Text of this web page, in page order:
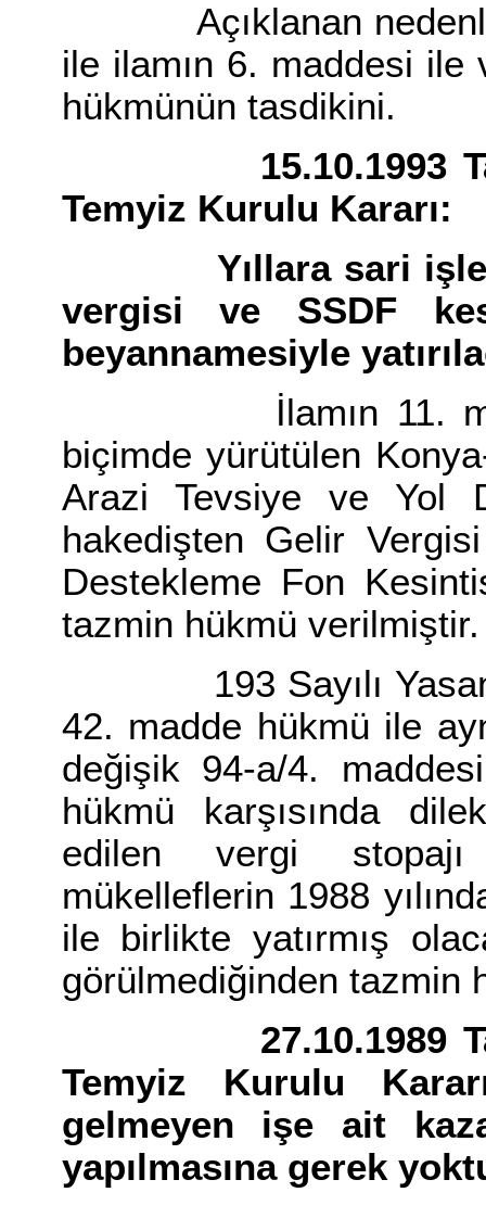
Açıklanan
ile ilamın 6. maddesi ile
hükmünün tasdikini.
15.10.1993 Tarih
Temyiz Kurulu Kararı:
Yıllara sari
vergisi ve SSDF
beyannamesiyle
İlamın 11.
biçimde yürütülen
Arazi Tevsiye ve Yol
hakedişten Gelir
Destekleme Fon
tazmin hükmü verilmiştir.
193 Sayılı Yasanın
42. madde hükmü ile
değişik 94-a/4.
hükmü karşısında
edilen vergi
mükelleflerin 1988
ile birlikte yatırmış
görülmediğinden tazmin
27.10.1989 Tarih
Temyiz Kurulu
gelmeyen işe ait
yapılmasına gerek